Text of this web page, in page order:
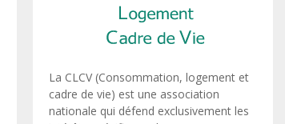
La CLCV (Consommation, logement et
cadre de vie) est une association
nationale qui défend exclusivement les